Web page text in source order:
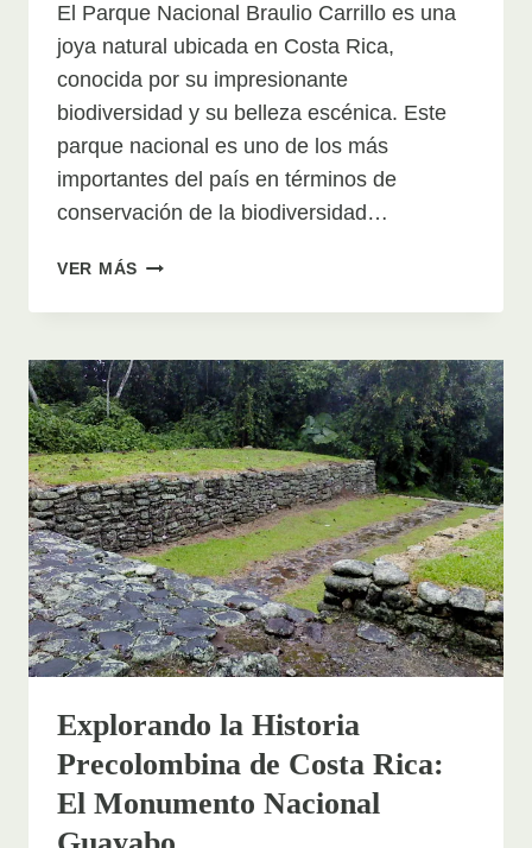
El Parque Nacional Braulio Carrillo es una
joya natural ubicada en Costa Rica,
conocida por su impresionante
biodiversidad y su belleza escénica. Este
parque nacional es uno de los más
importantes del país en términos de
conservación de la biodiversidad…
VER MÁS PARQUE
BRAULIO
Explorando la Historia
Precolombina de Costa Rica:
El Monumento Nacional